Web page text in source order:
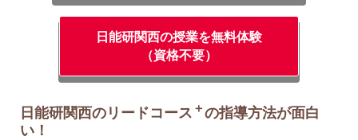
日能研関西の授業を無料体験
（資格不要）
日能研関西のリードコース ＋の指導方法が面白
い！